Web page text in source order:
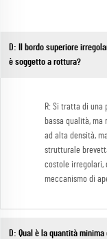
D: Il bordo superiore
è soggetto a rottura?
R: Si tratta di
bassa qualità, ma
ad alta densità,
strutturale
costole irregolari,
meccanismo di
D: Qual è la quantità minima